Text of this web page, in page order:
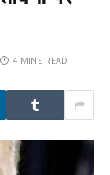
4 MINS READ